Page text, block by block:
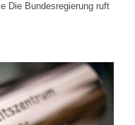
Die Bundesregierung ruft